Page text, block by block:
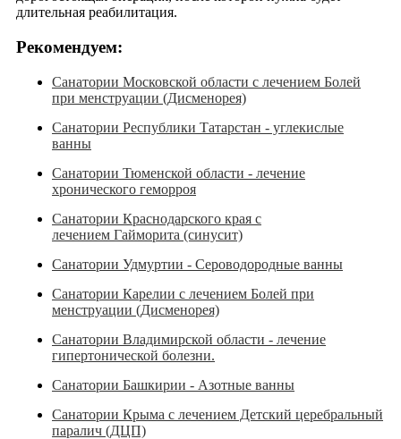
длительная реабилитация.
Рекомендуем:
Санатории Московской области с лечением Болей
при менструации (Дисменорея)
Санатории Республики Татарстан - углекислые
ванны
Санатории Тюменской области - лечение
хронического геморроя
Санатории Краснодарского края с
лечением Гайморита (синусит)
Санатории Удмуртии - Сероводородные ванны
Санатории Карелии с лечением Болей при
менструации (Дисменорея)
Санатории Владимирской области - лечение
гипертонической болезни.
Санатории Башкирии - Азотные ванны
Санатории Крыма с лечением Детский церебральный
паралич (ДЦП)